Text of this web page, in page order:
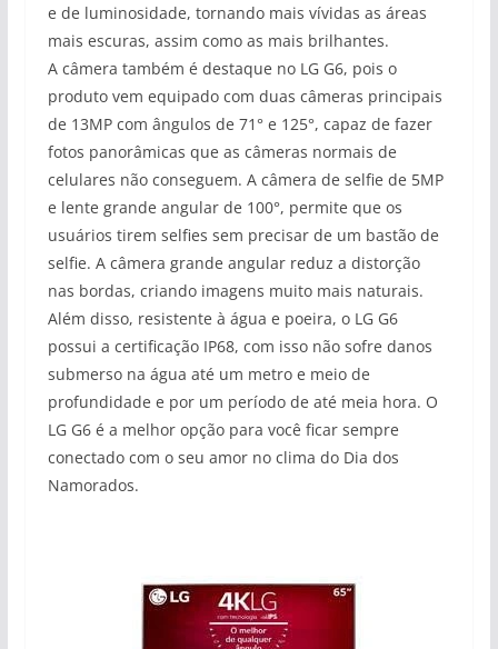
e de luminosidade, tornando mais vívidas as áreas
mais escuras, assim como as mais brilhantes.
A câmera também é destaque no LG G6, pois o
produto vem equipado com duas câmeras principais
de 13MP com ângulos de 71° e 125°, capaz de fazer
fotos panorâmicas que as câmeras normais de
celulares não conseguem. A câmera de selfie de 5MP
e lente grande angular de 100°, permite que os
usuários tirem selfies sem precisar de um bastão de
selfie. A câmera grande angular reduz a distorção
nas bordas, criando imagens muito mais naturais.
Além disso, resistente à água e poeira, o LG G6
possui a certificação IP68, com isso não sofre danos
submerso na água até um metro e meio de
profundidade e por um período de até meia hora. O
LG G6 é a melhor opção para você ficar sempre
conectado com o seu amor no clima do Dia dos
Namorados.